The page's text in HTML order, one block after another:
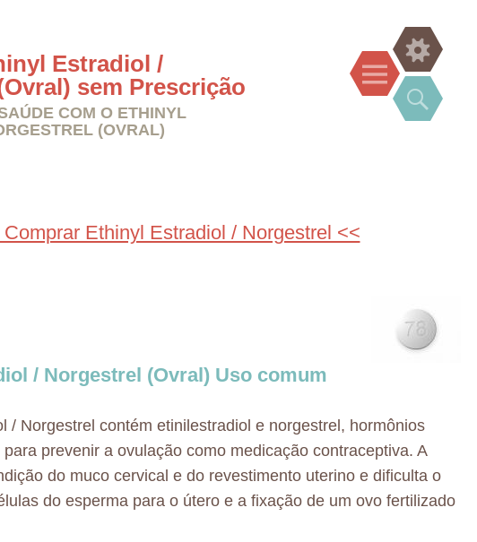
Estradiol /
sem Prescrição
COM O ETHINYL
(OVRAL)
Menu
Widgets
Search
Comprar Ethinyl Estradiol / Norgestrel <<
/ Norgestrel (Ovral) Uso comum
/ Norgestrel contém etinilestradiol e norgestrel, hormônios
prevenir a ovulação como medicação contraceptiva. A
do muco cervical e do revestimento uterino e dificulta o
do esperma para o útero e a fixação de um ovo fertilizado